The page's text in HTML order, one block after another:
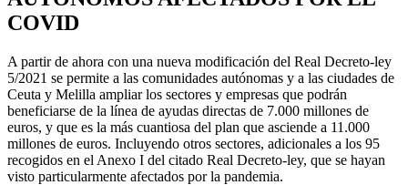
COVID
A partir de ahora con una nueva modificación del Real Decreto-ley
5/2021 se permite a las comunidades autónomas y a las ciudades de
Ceuta y Melilla ampliar los sectores y empresas que podrán
beneficiarse de la línea de ayudas directas de 7.000 millones de
euros, y que es la más cuantiosa del plan que asciende a 11.000
millones de euros. Incluyendo otros sectores, adicionales a los 95
recogidos en el Anexo I del citado Real Decreto-ley, que se hayan
visto particularmente afectados por la pandemia.